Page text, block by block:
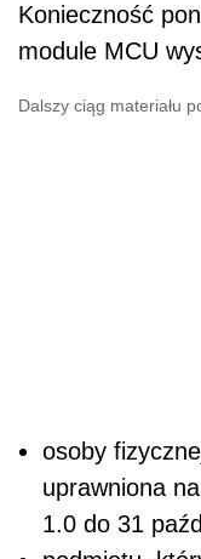
Konieczność
module MCU
Dalszy ciąg materiału
osoby
uprawniona
1.0 do 31